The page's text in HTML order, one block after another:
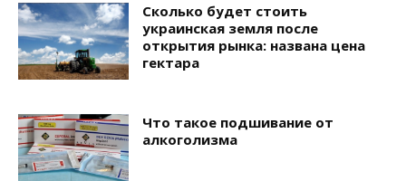
Сколько будет стоить
украинская земля после
открытия рынка: названа цена
гектара
Что такое подшивание от
алкоголизма